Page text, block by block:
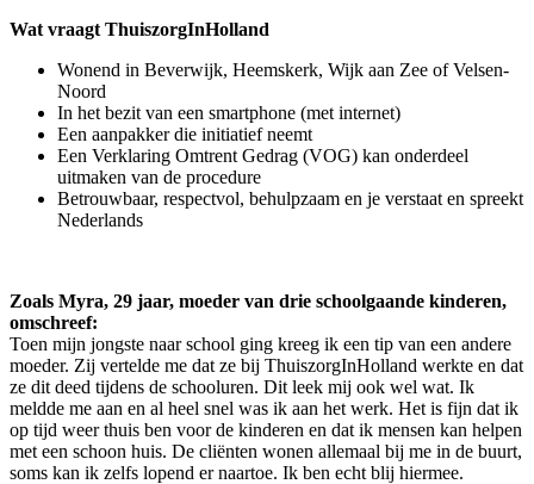
Wat vraagt ThuiszorgInHolland
Wonend in Beverwijk, Heemskerk, Wijk aan Zee of Velsen-
Noord
In het bezit van een smartphone (met internet)
Een aanpakker die initiatief neemt
Een Verklaring Omtrent Gedrag (VOG) kan onderdeel
uitmaken van de procedure
Betrouwbaar, respectvol, behulpzaam en je verstaat en spreekt
Nederlands
Zoals Myra, 29 jaar, moeder van drie schoolgaande kinderen,
omschreef:
Toen mijn jongste naar school ging kreeg ik een tip van een andere
moeder. Zij vertelde me dat ze bij ThuiszorgInHolland werkte en dat
ze dit deed tijdens de schooluren. Dit leek mij ook wel wat. Ik
meldde me aan en al heel snel was ik aan het werk. Het is fijn dat ik
op tijd weer thuis ben voor de kinderen en dat ik mensen kan helpen
met een schoon huis. De cliënten wonen allemaal bij me in de buurt,
soms kan ik zelfs lopend er naartoe. Ik ben echt blij hiermee.